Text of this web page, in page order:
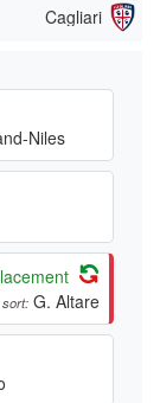
Cagliari
Niles
sort: G. Altare